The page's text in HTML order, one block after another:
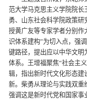
范大学马克思主义学院院
勇、山东社会科学院政策
授黄广友等专家学者分别作
识体系建构”为切入点，强
键路径，提出应以中华文明
体系。
王增福聚焦“社会主
辑，指出新时代文化形态建
新。 柴勇从理论与实践双重
强调这是新时代党和国家事